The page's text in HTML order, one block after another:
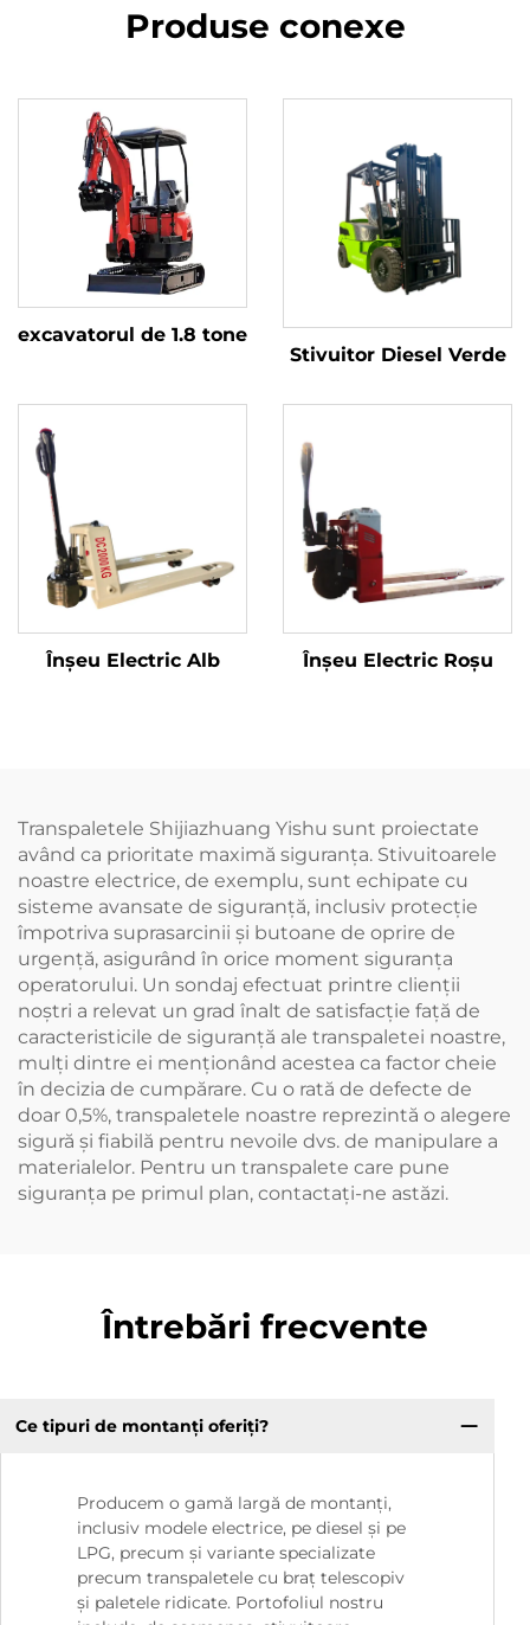
Produse conexe
excavatorul de 1.8 tone
Stivuitor Diesel Verde
Înșeu Electric Alb Înșeu Electric Roșu
Transpaletele Shijiazhuang Yishu sunt proiectate
având ca prioritate maximă siguranța. Stivuitoarele
noastre electrice, de exemplu, sunt echipate cu
sisteme avansate de siguranță, inclusiv protecție
împotriva suprasarcinii și butoane de oprire de
urgență, asigurând în orice moment siguranța
operatorului. Un sondaj efectuat printre clienții
noștri a relevat un grad înalt de satisfacție față de
caracteristicile de siguranță ale transpaletei noastre,
mulți dintre ei menționând acestea ca factor cheie
în decizia de cumpărare. Cu o rată de defecte de
doar 0,5%, transpaletele noastre reprezintă o alegere
sigură și fiabilă pentru nevoile dvs. de manipulare a
materialelor. Pentru un transpalete care pune
siguranța pe primul plan, contactați-ne astăzi.
Întrebări frecvente
Ce tipuri de montanți oferiți?
Producem o gamă largă de montanți,
inclusiv modele electrice, pe diesel și pe
LPG, precum și variante specializate
precum transpaletele cu braț telescopiv
și paletele ridicate. Portofoliul nostru